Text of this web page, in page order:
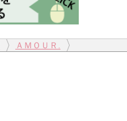
ＡＭＯＵＲ.